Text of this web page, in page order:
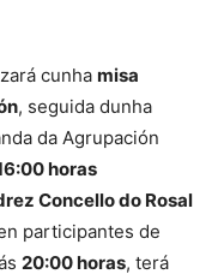
cunha misa
, seguida dunha
da Agrupación
horas
Concello do Rosal
participantes de
20:00 horas, terá